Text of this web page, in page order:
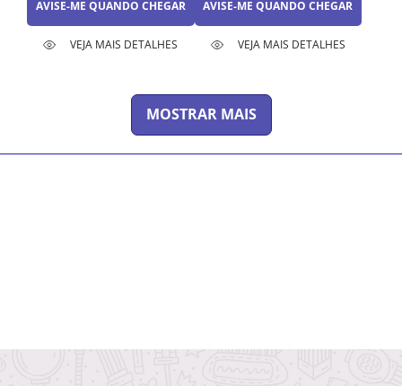
AVISE-ME QUANDO CHEGAR
VEJA MAIS DETALHES
AVISE-ME QUANDO CHEGAR
VEJA MAIS DETALHES
MOSTRAR MAIS